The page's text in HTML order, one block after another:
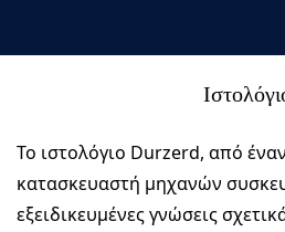
Το ιστολόγιο Durzerd, από
κατασκευαστή μηχανών
εξειδικευμένες γνώσεις